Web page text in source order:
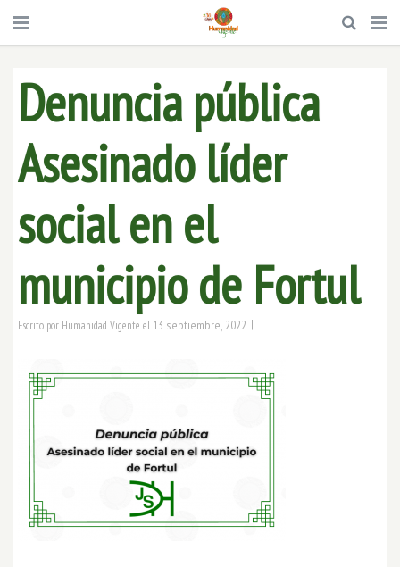
Denuncia pública
Asesinado líder
social en el
municipio de Fortul
Escrito por Humanidad Vigente el 13 septiembre, 2022 |